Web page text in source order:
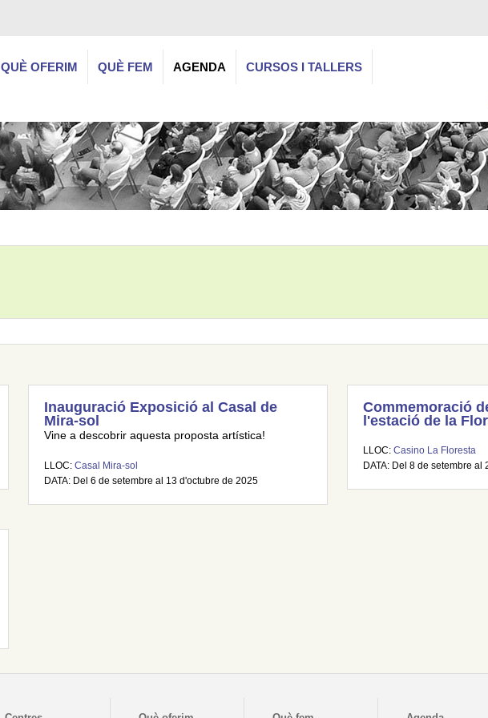
QUÈ OFERIM QUÈ FEM AGENDA CURSOS I TALLERS
Inauguració Exposició al Casal de
Mira-sol
Vine a descobrir aquesta proposta artística!
LLOC: Casal Mira-sol
DATA: Del 6 de setembre al 13 d'octubre de 2025
Commemoració
l'estació de la
LLOC: Casino La Floresta
DATA: Del 8 de setembre